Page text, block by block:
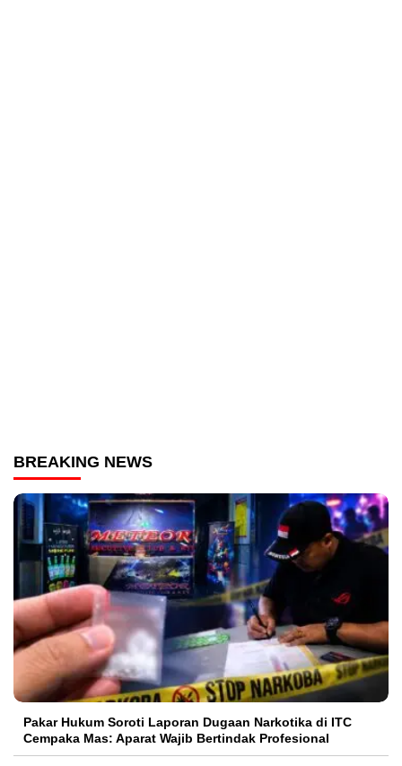
BREAKING NEWS
Pakar Hukum Soroti Laporan Dugaan Narkotika di ITC
Cempaka Mas: Aparat Wajib Bertindak Profesional